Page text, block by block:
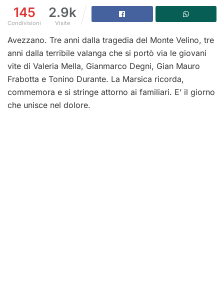
145
Condivisioni
2.9k
Visite
Avezzano. Tre anni dalla tragedia del Monte Velino, tre
anni dalla terribile valanga che si portò via le giovani
vite di Valeria Mella, Gianmarco Degni, Gian Mauro
Frabotta e Tonino Durante. La Marsica ricorda,
commemora e si stringe attorno ai familiari. E’ il giorno
che unisce nel dolore.